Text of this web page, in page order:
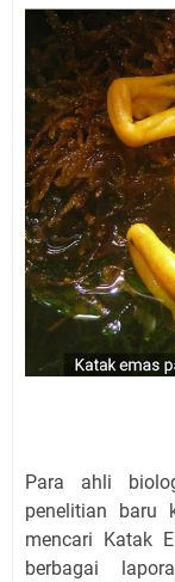
Para ahli
penelitian baru
mencari Katak
berbagai